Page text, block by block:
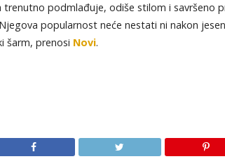
podmlađuje, odiše stilom i savršeno
popularnost neće nestati ni nakon
šarm, prenosi Novi.